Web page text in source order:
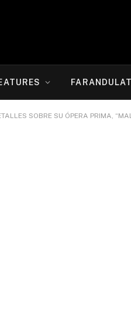
SOBRE SU ÓPERA PRIMA,